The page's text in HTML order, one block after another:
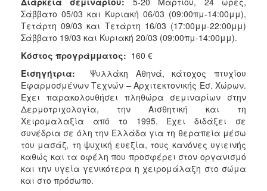
Σάββατο 05/03 και Κυριακή 06/03 (09:00πμ-14:00μμ),
Τετάρτη 09/03 και Τετάρτη 16/03 (17:00μμ-22:00μμ)
Σάββατο 19/03 και Κυριακή 20/03 (09:00πμ-14:00μμ).
Κόστος προγράμματος: 160 €
Εισηγήτρια: Ψυλλάκη Αθηνά, κάτοχος πτυχίου
Εφαρμοσμένων Τεχνών – Αρχιτεκτονικής Εσ. Χώρων.
Έχει παρακολουθήσει πληθώρα σεμιναρίων στην
Δερμοτριχολογία, την Αισθητική και τη
Χειρομαλαξία από το 1995. Έχει διδάξει σε
συνέδρια σε όλη την Ελλάδα για τη θεραπεία μέσω
του μασάζ, τη ψυχική ευεξία, τους κανόνες υγιεινής
καθώς και τα οφέλη που προσφέρει στον οργανισμό
και την υγεία γενικότερα η χειρομάλαξη στο σώμα
και στο πρόσωπο.